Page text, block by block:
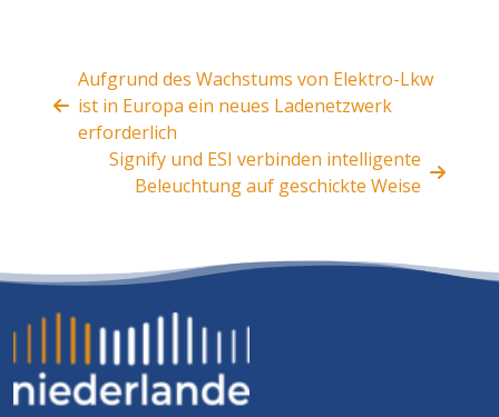
Aufgrund des Wachstums von Elektro-Lkw
ist in Europa ein neues Ladenetzwerk
erforderlich
Signify und ESI verbinden intelligente
Beleuchtung auf geschickte Weise